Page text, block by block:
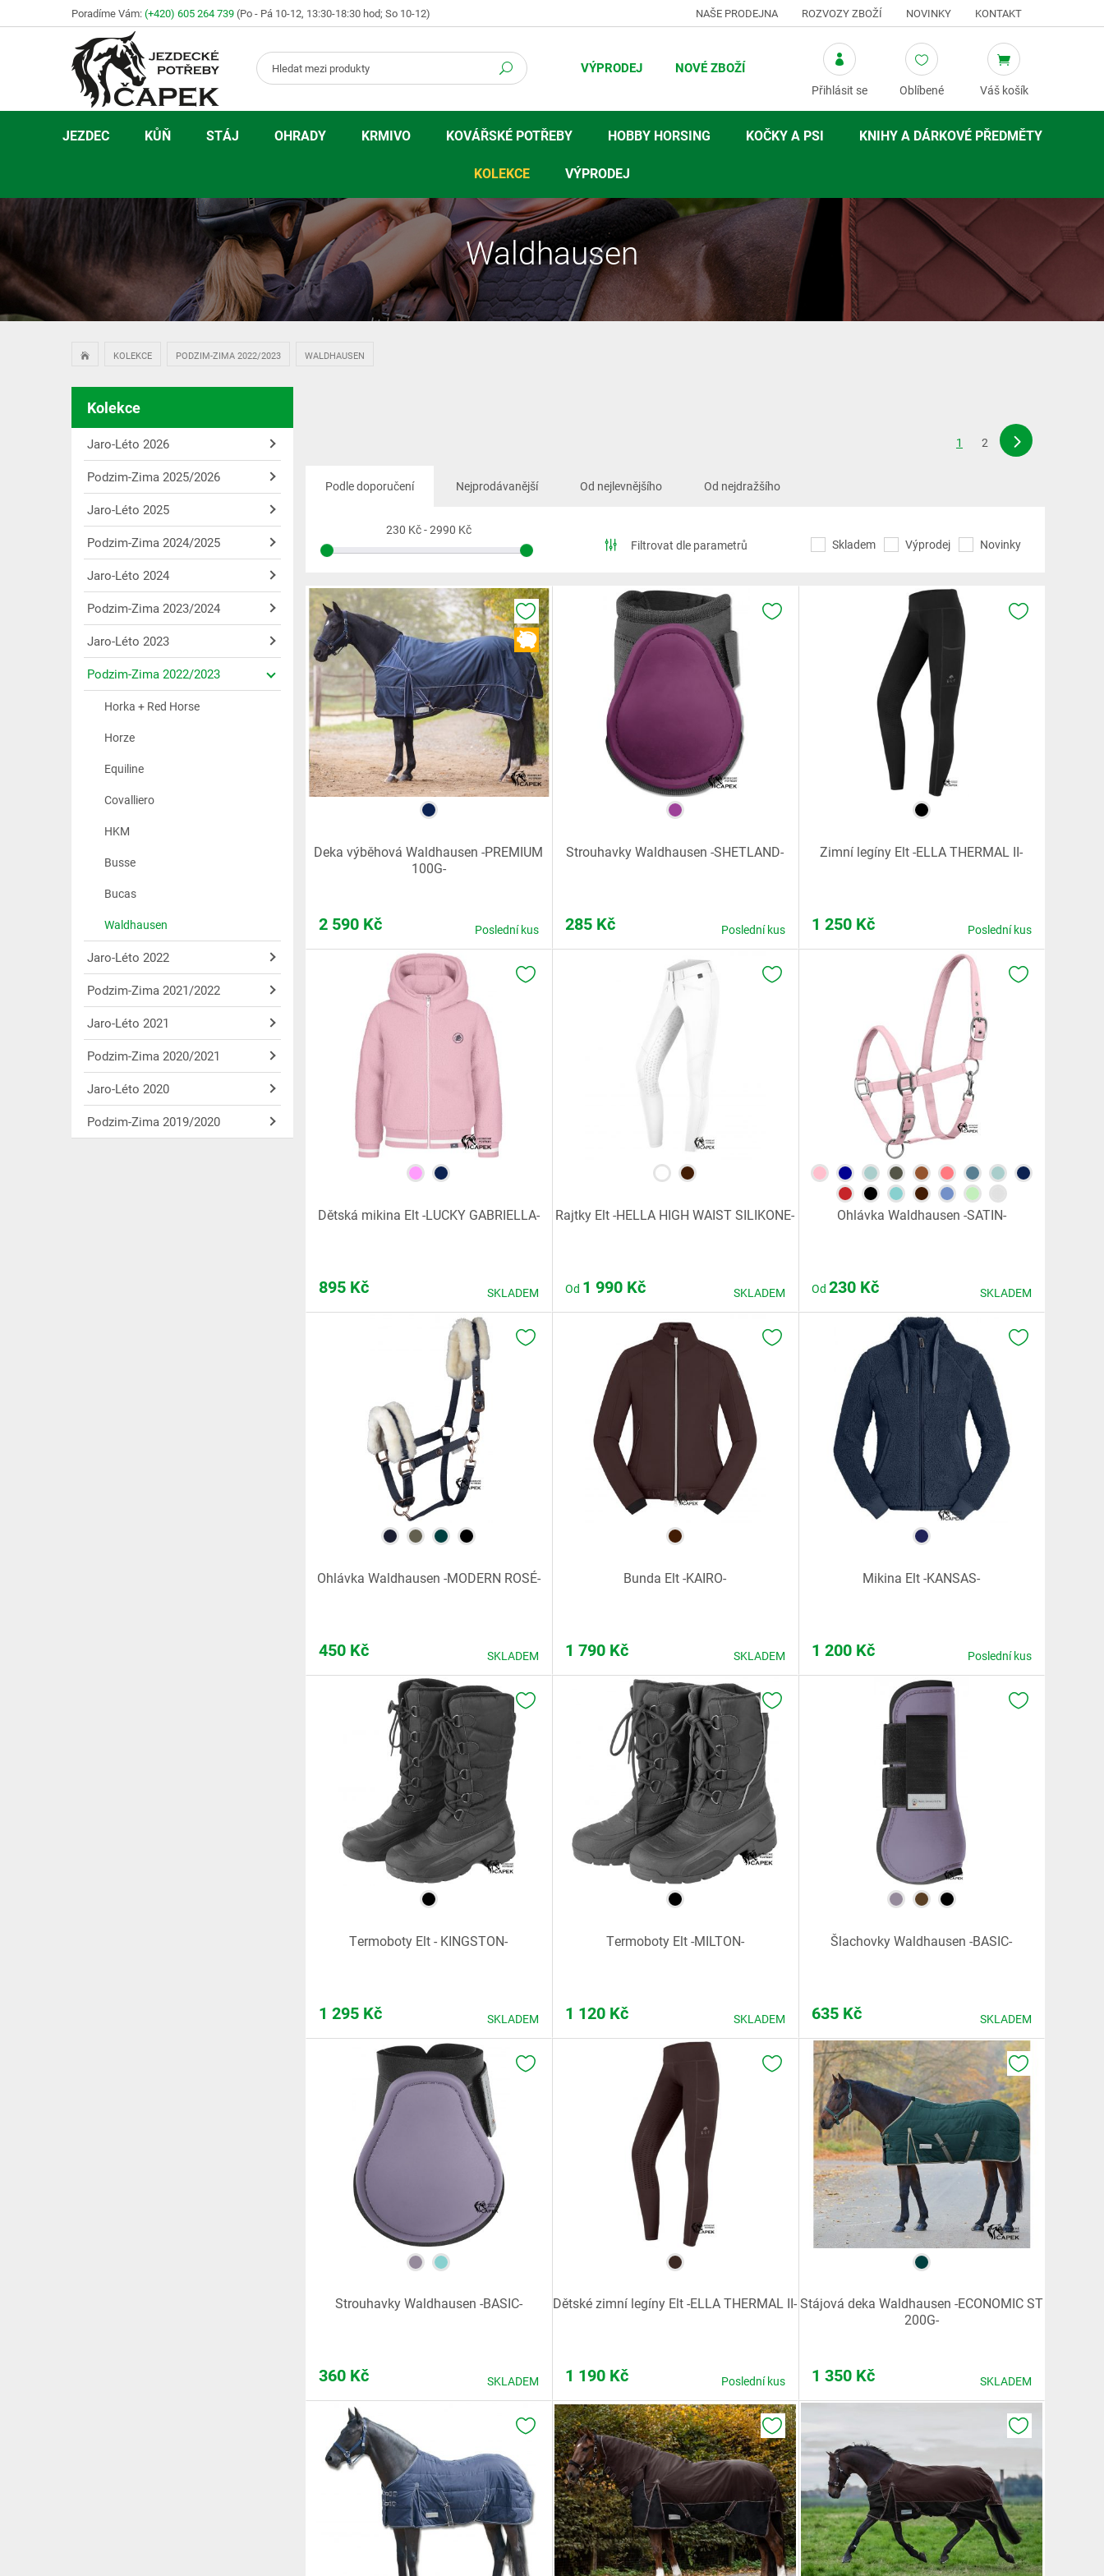
Poradíme Vám:(+420) 605 264 739(Po - Pá 10-12, 13:30-18:30 hod; So 10-12) NAŠE PRODEJNA ROZVOZY ZBOŽÍ NOVINKY KONTAKT
Váš košík
Oblíbené
Přihlásit se
VÝPRODEJ NOVÉ ZBOŽÍ
JEZDEC KŮŇ STÁJ OHRADY KRMIVO KOVÁŘSKÉ POTŘEBY HOBBY HORSING KOČKY A PSI KNIHY A DÁRKOVÉ PŘEDMĚTY
KOLEKCE VÝPRODEJ
Waldhausen
KOLEKCE PODZIM-ZIMA 2022/2023 WALDHAUSEN
1 2
Podle doporučení Nejprodávanější Od nejlevnějšího Od nejdražšího
230 Kč-2990 Kč
Filtrovat dle parametrů
Skladem Výprodej Novinky
Deka výběhová Waldhausen -PREMIUM
100G-
K OBLÍBENÝM
VÝPRODEJ
2 590 Kč Poslední kus
Strouhavky Waldhausen -SHETLAND-
285 Kč Poslední kus
Zimní legíny Elt -ELLA THERMAL II-
1 250 Kč Poslední kus
Dětská mikina Elt -LUCKY GABRIELLA-
895 Kč SKLADEM
Rajtky Elt -HELLA HIGH WAIST SILIKONE-
Od 1 990 Kč SKLADEM
Ohlávka Waldhausen -SATIN-
Od 230 Kč SKLADEM
Ohlávka Waldhausen -MODERN ROSÉ-
450 Kč SKLADEM
Bunda Elt -KAIRO-
1 790 Kč SKLADEM
Mikina Elt -KANSAS-
1 200 Kč Poslední kus
Termoboty Elt - KINGSTON-
1 295 Kč SKLADEM
Termoboty Elt -MILTON-
1 120 Kč SKLADEM
Šlachovky Waldhausen -BASIC-
635 Kč SKLADEM
Strouhavky Waldhausen -BASIC-
360 Kč SKLADEM
Dětské zimní legíny Elt -ELLA THERMAL II-
K OBLÍBENÝM
1 190 Kč Poslední kus
Stájová deka Waldhausen -ECONOMIC ST
200G-
1 350 Kč SKLADEM
K OBLÍBENÝM K OBLÍBENÝM
Kolekce
Jaro-Léto 2026
Podzim-Zima 2025/2026
Jaro-Léto 2025
Podzim-Zima 2024/2025
Jaro-Léto 2024
Podzim-Zima 2023/2024
Jaro-Léto 2023
Podzim-Zima 2022/2023
Horka + Red Horse
Horze
Equiline
Covalliero
HKM
Busse
Bucas
Waldhausen
Jaro-Léto 2022
Podzim-Zima 2021/2022
Jaro-Léto 2021
Podzim-Zima 2020/2021
Jaro-Léto 2020
Podzim-Zima 2019/2020